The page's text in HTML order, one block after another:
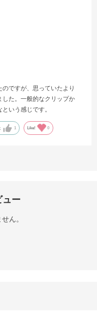
ですが、思っていたより
た。一般的なクリップか
いう感じです。
1 Like! 0
ュー
ん。